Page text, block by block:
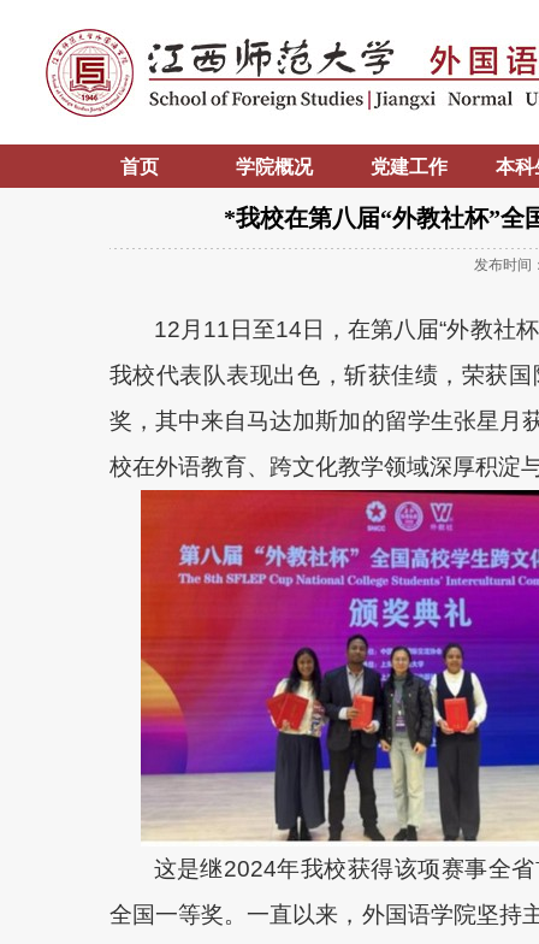
首页 学院概况 党建工作 本科
*我校在第八届“外教社杯”全
发布时间
12月11日至14日，在第八届“外教社
我校代表队表现出色，斩获佳绩，荣获
奖，其中来自马达加斯加的留学生张星月
校在外语教育、跨文化教学领域深厚积淀
这是继2024年我校获得该项赛事全
全国一等奖。一直以来，外国语学院坚持